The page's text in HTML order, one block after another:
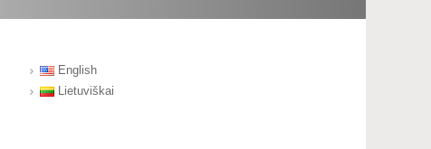
English
Lietuviškai